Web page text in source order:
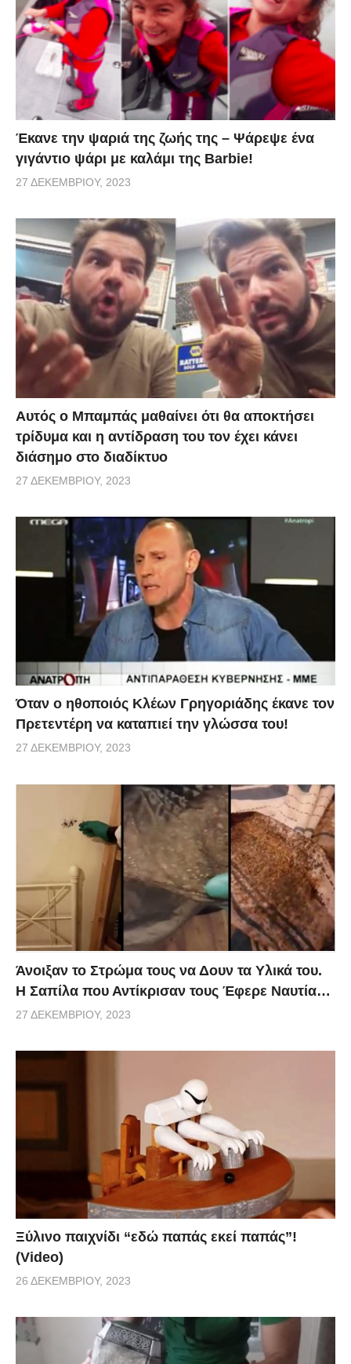
Έκανε την ψαριά της ζωής της – Ψάρεψε ένα
γιγάντιο ψάρι με καλάμι της Barbie!
27 ΔΕΚΕΜΒΡΊΟΥ, 2023
Αυτός ο Μπαμπάς μαθαίνει ότι θα αποκτήσει
τρίδυμα και η αντίδραση του τον έχει κάνει
διάσημο στο διαδίκτυο
27 ΔΕΚΕΜΒΡΊΟΥ, 2023
Όταν ο ηθοποιός Κλέων Γρηγοριάδης έκανε τον
Πρετεντέρη να καταπιεί την γλώσσα του!
27 ΔΕΚΕΜΒΡΊΟΥ, 2023
Άνοιξαν το Στρώμα τους να Δουν τα Υλικά του.
Η Σαπίλα που Αντίκρισαν τους Έφερε Ναυτία…
27 ΔΕΚΕΜΒΡΊΟΥ, 2023
Ξύλινο παιχνίδι “εδώ παπάς εκεί παπάς”!
(Video)
26 ΔΕΚΕΜΒΡΊΟΥ, 2023